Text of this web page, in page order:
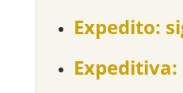
Expedito: